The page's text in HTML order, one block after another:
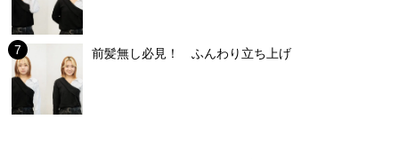
前髪無し必見！ ふんわり立ち上げ